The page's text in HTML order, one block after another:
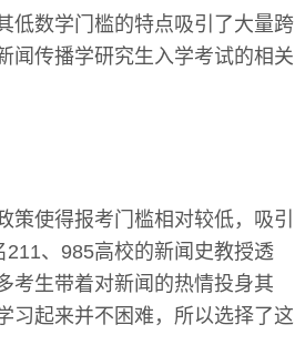
低数学门槛的特点吸引了大量跨
闻传播学研究生入学考试的相关
使得报考门槛相对较低，吸引
211、985高校的新闻史教授透
考生带着对新闻的热情投身其
习起来并不困难，所以选择了这